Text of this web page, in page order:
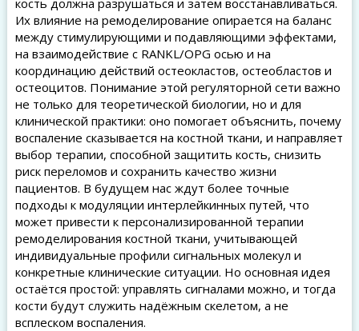
кость должна разрушаться и затем восстанавливаться.
Их влияние на ремоделирование опирается на баланс
между стимулирующими и подавляющими эффектами,
на взаимодействие с RANKL/OPG осью и на
координацию действий остеокластов, остеобластов и
остеоцитов. Понимание этой регуляторной сети важно
не только для теоретической биологии, но и для
клинической практики: оно помогает объяснить, почему
воспаление сказывается на костной ткани, и направляет
выбор терапии, способной защитить кость, снизить
риск переломов и сохранить качество жизни
пациентов. В будущем нас ждут более точные
подходы к модуляции интерлейкинных путей, что
может привести к персонализированной терапии
ремоделирования костной ткани, учитывающей
индивидуальные профили сигнальных молекул и
конкретные клинические ситуации. Но основная идея
остаётся простой: управлять сигналами можно, и тогда
кости будут служить надёжным скелетом, а не
всплеском воспаления.